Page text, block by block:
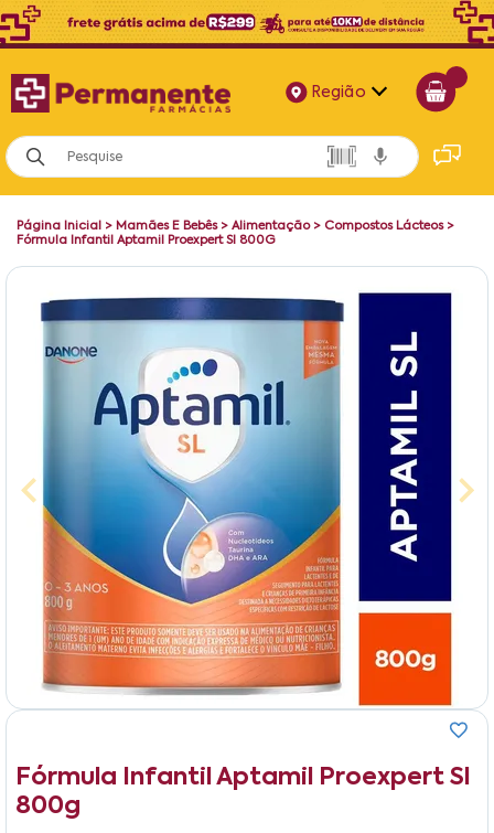
Região
Alagoas
Bahia
Página Inicial > Mamães E Bebês> Alimentação> Compostos Lácteos>
Fórmula Infantil Aptamil Proexpert Sl 800G
Fórmula Infantil Aptamil Proexpert Sl
800g